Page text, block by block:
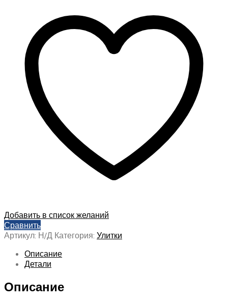
Добавить в список желаний
Сравнить
Артикул: Н/Д Категория: Улитки
Описание
Детали
Описание